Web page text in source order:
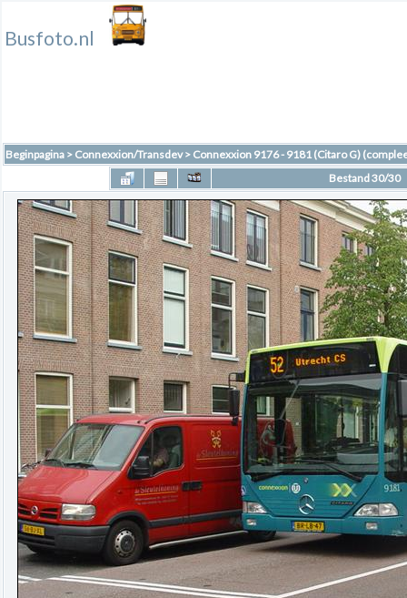
Busfoto.nl
Beginpagina > Connexxion/Transdev> Connexxion 9176 - 9181 (Citaro G)
Bestand 30/30